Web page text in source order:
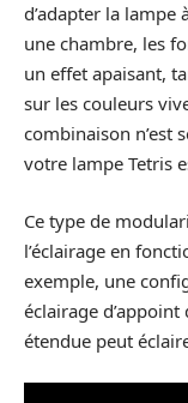
d’adapter la lampe
une chambre, les
un effet apaisant,
sur les couleurs
combinaison n’est
votre lampe Tetris
Ce type de
l’éclairage en
exemple, une
éclairage
étendue peut